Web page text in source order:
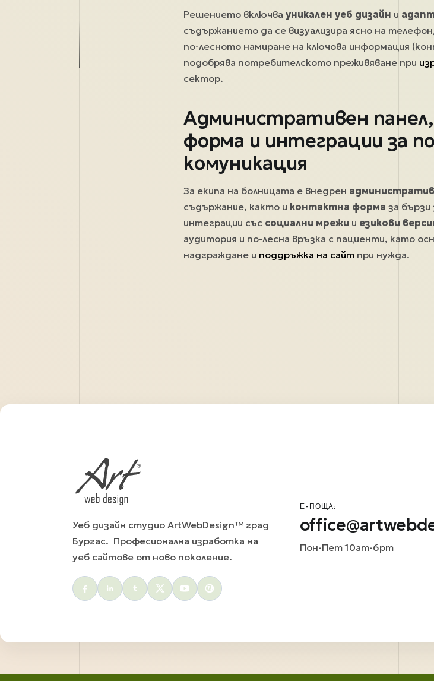
Решението включвауникален уеб дизайн и
съдържанието да се визуализира ясно на
по-лесното намиране на ключова информация
подобрява потребителското преживяване при
сектор.
Административен
форма и интеграции за
комуникация
За екипа на болницата е внедрен
съдържание, както и контактна форма за бързи
интеграции със социални мрежи и езикови
аудитория и по-лесна връзка с пациенти, като
надграждане и поддръжка на сайт при нужда.
Уеб дизайн студио ArtWebDesign™ град
Бургас. Професионална изработка на
уеб сайтове от ново поколение.
Social menu
Е-ПОЩА:
Пон-Пет 10am-6pm